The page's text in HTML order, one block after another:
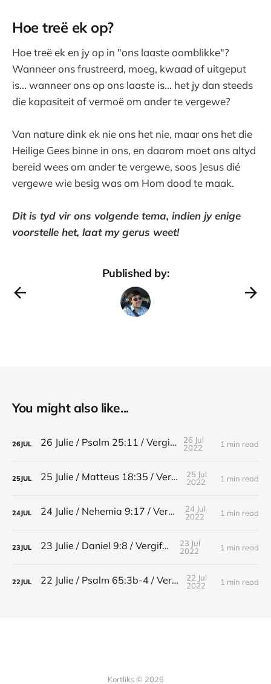
Hoe treë ek op?
Hoe treë ek en jy op in "ons laaste oomblikke"?
Wanneer ons frustreerd, moeg, kwaad of uitgeput
is... wanneer ons op ons laaste is... het jy dan steeds
die kapasiteit of vermoë om ander te vergewe?
Van nature dink ek nie ons het nie, maar ons het die
Heilige Gees binne in ons, en daarom moet ons altyd
bereid wees om ander te vergewe, soos Jesus dié
vergewe wie besig was om Hom dood te maak.
Dit is tyd vir ons volgende tema, indien jy enige
voorstelle het, laat my gerus weet!
Published by:
You might also like...
26JUL 26 Julie / Psalm 25:11 / Vergifnis
26 Jul
2022
1 min read
25JUL 25 Julie / Matteus 18:35 / Vergifnis
25 Jul
2022
1 min read
24JUL 24 Julie / Nehemia 9:17 / Vergifnis
24 Jul
2022
1 min read
23JUL 23 Julie / Daniel 9:8 / Vergifnis
23 Jul
2022
1 min read
22JUL 22 Julie / Psalm 65:3b-4 / Vergifnis
22 Jul
2022
1 min read
Kortliks © 2026